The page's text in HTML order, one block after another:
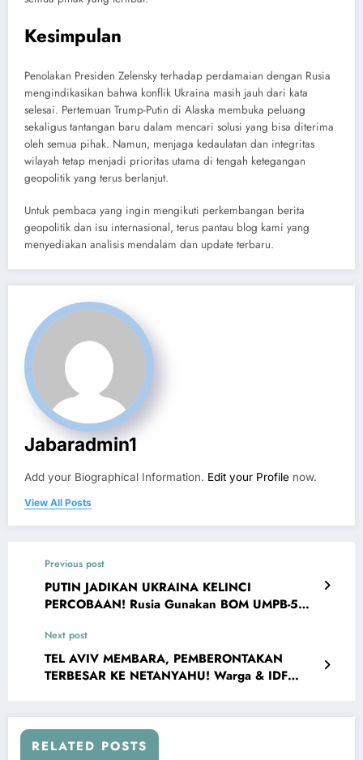
Kesimpulan
Penolakan Presiden Zelensky terhadap perdamaian dengan Rusia
mengindikasikan bahwa konflik Ukraina masih jauh dari kata
selesai. Pertemuan Trump-Putin di Alaska membuka peluang
sekaligus tantangan baru dalam mencari solusi yang bisa diterima
oleh semua pihak. Namun, menjaga kedaulatan dan integritas
wilayah tetap menjadi prioritas utama di tengah ketegangan
geopolitik yang terus berlanjut.
Untuk pembaca yang ingin mengikuti perkembangan berita
geopolitik dan isu internasional, terus pantau blog kami yang
menyediakan analisis mendalam dan update terbaru.
Jabaradmin1
Add your Biographical Information. Edit your Profile now.
View All Posts
Previous post
PUTIN JADIKAN UKRAINA KELINCI
PERCOBAAN! Rusia Gunakan BOM UMPB-5
Next post
TEL AVIV MEMBARA, PEMBERONTAKAN
TERBESAR KE NETANYAHU! Warga & IDF
RELATED POSTS